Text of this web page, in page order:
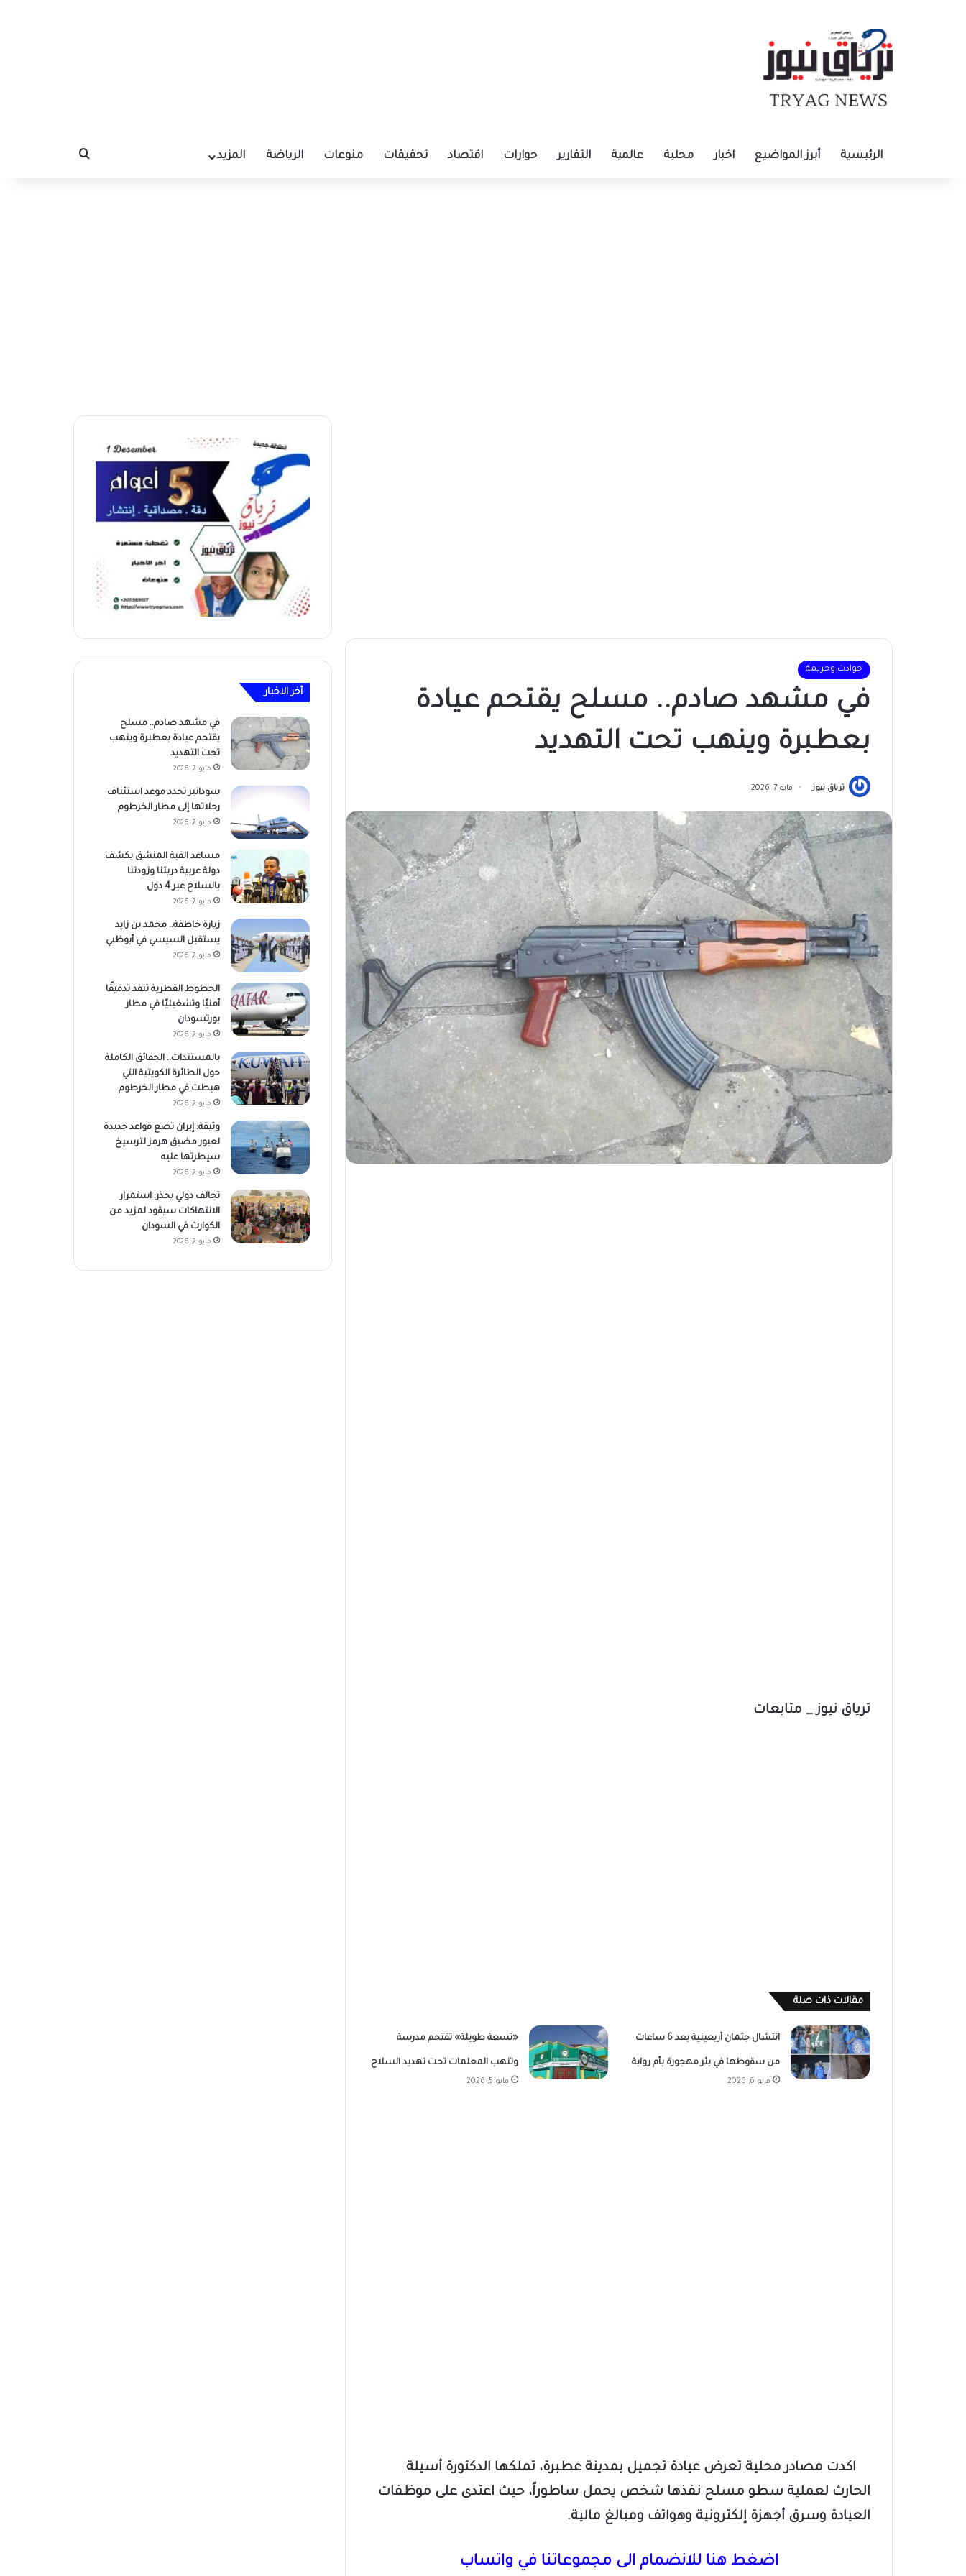
الرئيسية أبرز المواضيع اخبار محلية عالمية التقارير حوارات اقتصاد تحقيقات منوعات الرياضة المزيد بحث عن
حوادث وجريمة
في مشهد صادم.. مسلح يقتحم عيادة
بعطبرة وينهب تحت التهديد
ترياق نيوز مايو 7, 2026
ترياق نيوز _ متابعات
مقالات ذات صلة
انتشال جثمان أربعينية بعد 6 ساعات
من سقوطها في بئر مهجورة بأم روابة
مايو 6, 2026
«تسعة طويلة» تقتحم مدرسة
وتنهب المعلمات تحت تهديد السلاح
مايو 5, 2026
اكدت مصادر محلية تعرض عيادة تجميل بمدينة عطبرة، تملكها الدكتورة أسيلة
الحارث لعملية سطو مسلح نفذها شخص يحمل ساطوراً، حيث اعتدى على موظفات
العيادة وسرق أجهزة إلكترونية وهواتف ومبالغ مالية.
اضغط هنا للانضمام الى مجموعاتنا في واتساب
أخر الاخبار
في مشهد صادم.. مسلح
يقتحم عيادة بعطبرة وينهب
تحت التهديد
مايو 7, 2026
سودانير تحدد موعد استئناف
رحلاتها إلى مطار الخرطوم
مايو 7, 2026
مساعد القبة المنشق يكشف:
دولة عربية دربتنا وزودتنا
بالسلاح عبر 4 دول
مايو 7, 2026
زيارة خاطفة.. محمد بن زايد
يستقبل السيسي في أبوظبي
مايو 7, 2026
الخطوط القطرية تنفذ تدقيقًا
أمنيًا وتشغيليًا في مطار
بورتسودان
مايو 7, 2026
بالمستندات.. الحقائق الكاملة
حول الطائرة الكويتية التي
هبطت في مطار الخرطوم
مايو 7, 2026
وثيقة: إيران تضع قواعد جديدة
لعبور مضيق هرمز لترسيخ
سيطرتها عليه
مايو 7, 2026
تحالف دولي يحذر: استمرار
الانتهاكات سيقود لمزيد من
الكوارث في السودان
مايو 7, 2026